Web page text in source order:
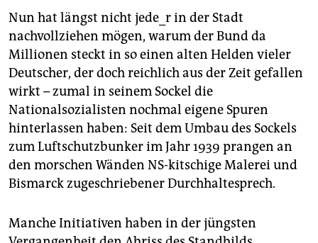
Moderation: Rachel Charlott Mayr,
Heinrich Böll
Stiftung Hamburg
Montag, 14. Juni, 19 Uhr, online; Anmeldung:
anmeldung@boell-hamburg.de
Symposium „Wer wird da eigentlich geehrt?“
Naita Hishooni, Namibia Institute for Democracy;
Anna Karla, Universität Köln;
Ulf Morgenstern, Otto-von-Bismarck-Stiftung;
Kim Sebastian Todzu, Universität Hamburg;
Nun hat längst nicht jede_r in der Stadt
nachvollziehen mögen, warum der Bund da
Millionen steckt in so einen alten Helden vieler
Deutscher, der doch reichlich aus der Zeit gefallen
wirkt – zumal in seinem Sockel die
Nationalsozialisten nochmal eigene Spuren
hinterlassen haben: Seit dem Umbau des Sockels
zum Luftschutzbunker im Jahr 1939 prangen an
den morschen Wänden NS-kitschige Malerei und
Bismarck zugeschriebener Durchhaltesprech.
Manche Initiativen haben in der jüngsten